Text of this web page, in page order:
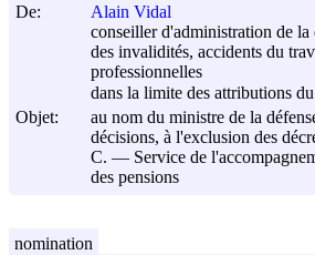
De:
Alain Vidal
conseiller d'administration de la
des invalidités, accidents du
professionnelles
dans la limite des attributions
Objet:
au nom du ministre de la
décisions, à l'exclusion des
C. ― Service de
des pensions
nomination